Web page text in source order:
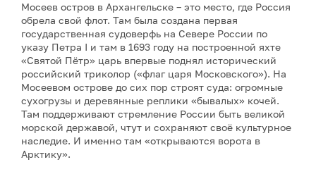
Мосеев остров в Архангельске – это место, где Россия
обрела свой флот. Там была создана первая
государственная судоверфь на Севере России по
указу Петра I и там в 1693 году на построенной яхте
«Святой Пётр» царь впервые поднял исторический
российский триколор («флаг царя Московского»). На
Мосеевом острове до сих пор строят суда: огромные
сухогрузы и деревянные реплики «бывалых» кочей.
Там поддерживают стремление России быть великой
морской державой, чтут и сохраняют своё культурное
наследие. И именно там «открываются ворота в
Арктику».